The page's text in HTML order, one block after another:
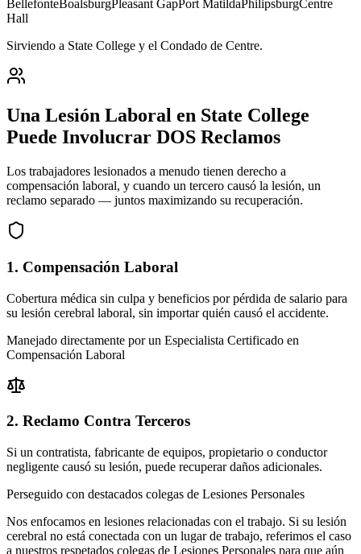
BellefonteBoalsburgPleasant GapPort Matilda PhilipsburgCentre
Hall
Sirviendo a State College y el Condado de Centre.
Una Lesión Laboral en State College
Puede Involucrar DOS Reclamos
Los trabajadores lesionados a menudo tienen derecho a
compensación laboral, y cuando un tercero causó la lesión, un
reclamo separado — juntos maximizando su recuperación.
1. Compensación Laboral
Cobertura médica sin culpa y beneficios por pérdida de salario para
su lesión cerebral laboral, sin importar quién causó el accidente.
Manejado directamente por un Especialista Certificado en
Compensación Laboral
2. Reclamo Contra Terceros
Si un contratista, fabricante de equipos, propietario o conductor
negligente causó su lesión, puede recuperar daños adicionales.
Perseguido con destacados colegas de Lesiones Personales
Nos enfocamos en lesiones relacionadas con el trabajo. Si su lesión
cerebral no está conectada con un lugar de trabajo, referimos el caso
a nuestros respetados colegas de Lesiones Personales para que aún